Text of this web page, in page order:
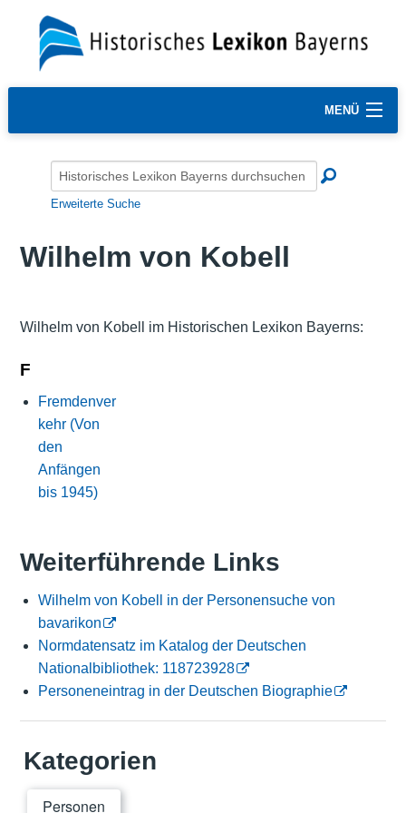
MENÜ
Erweiterte Suche
Wilhelm von Kobell
Wilhelm von Kobell im Historischen Lexikon Bayerns:
F
Fremdenver
kehr (Von
den
Anfängen
bis 1945)
Weiterführende Links
Wilhelm von Kobell in der Personensuche von
bavarikon
Normdatensatz im Katalog der Deutschen
Nationalbibliothek: 118723928
Personeneintrag in der Deutschen Biographie
Kategorien
Personen